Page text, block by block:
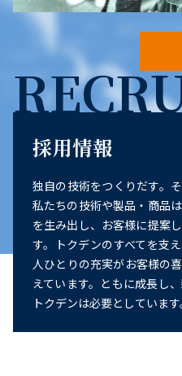
採用情報
独自の技術をつくりだす。
私たちの技術や製品・商品
を生み出し、お客様に提案
す。トクデンのすべてを支
人ひとりの充実がお客様の
えています。ともに成長し
トクデンは必要としています